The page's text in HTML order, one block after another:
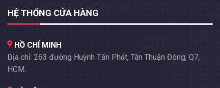
HỆ THỐNG CỬA HÀNG
HỒ CHÍ MINH
Địa chỉ: 263 đường Huỳnh Tấn Phát, Tân Thuận Đông, Q7,
HCM.